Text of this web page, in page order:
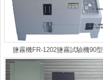
鹽霧機FR-1202鹽霧試驗機90型